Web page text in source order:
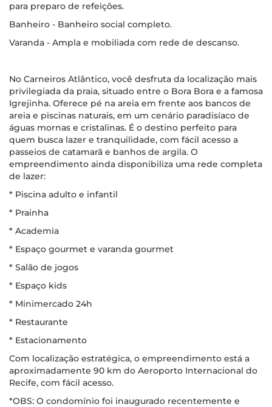
para preparo de refeições.
Banheiro - Banheiro social completo.
Varanda - Ampla e mobiliada com rede de descanso.
No Carneiros Atlântico, você desfruta da localização mais
privilegiada da praia, situado entre o Bora Bora e a famosa
Igrejinha. Oferece pé na areia em frente aos bancos de
areia e piscinas naturais, em um cenário paradisíaco de
águas mornas e cristalinas. É o destino perfeito para
quem busca lazer e tranquilidade, com fácil acesso a
passeios de catamarã e banhos de argila. O
empreendimento ainda disponibiliza uma rede completa
de lazer:
* Piscina adulto e infantil
* Prainha
* Academia
* Espaço gourmet e varanda gourmet
* Salão de jogos
* Espaço kids
* Minimercado 24h
* Restaurante
* Estacionamento
Com localização estratégica, o empreendimento está a
aproximadamente 90 km do Aeroporto Internacional do
Recife, com fácil acesso.
*OBS: O condomínio foi inaugurado recentemente e